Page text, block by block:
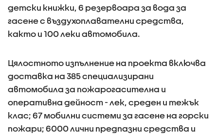
детски книжки, 6 резервоара за вода за
гасене с въздухоплавателни средства,
както и 100 леки автомобила.
Цялостното изпълнение на проекта включва
доставка на 385 специализирани
автомобила за пожарогасителна и
оперативна дейност - лек, среден и тежък
клас; 67 мобилни системи за гасене на горски
пожари; 6000 лични предпазни средства и